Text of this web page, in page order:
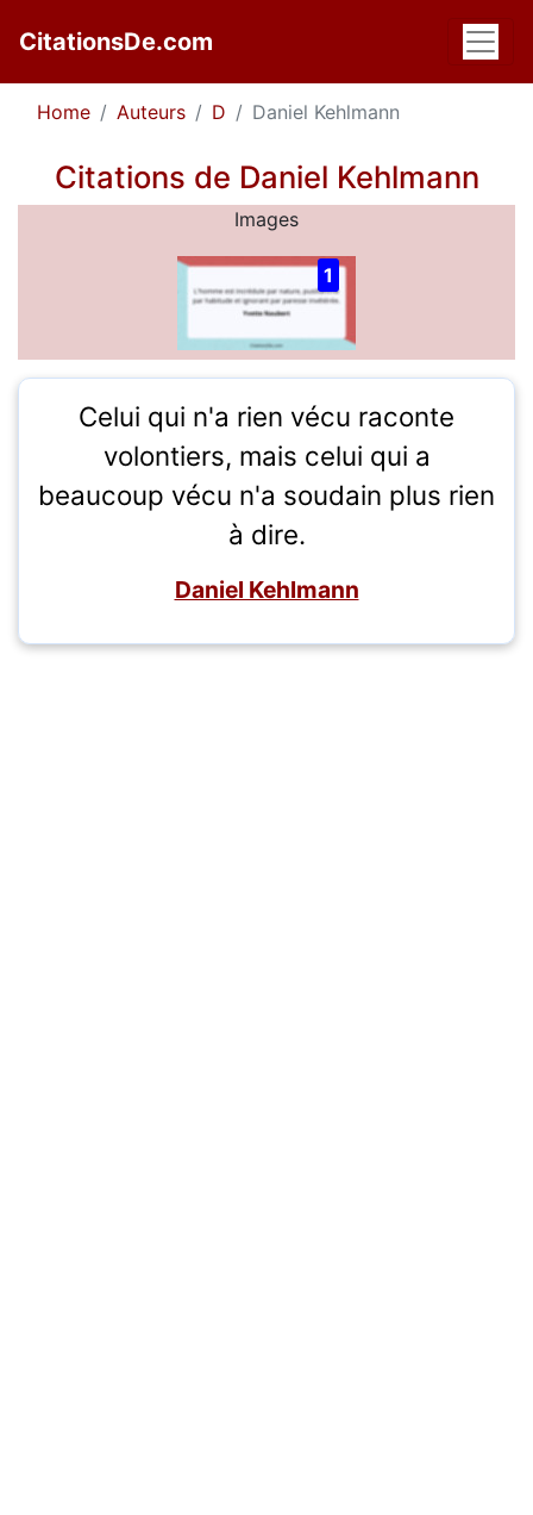
CitationsDe.com
Home Auteurs D Daniel Kehlmann
Citations de Daniel Kehlmann
Images
1
Celui qui n'a rien vécu raconte
volontiers, mais celui qui a
beaucoup vécu n'a soudain plus rien
à dire.
Daniel Kehlmann